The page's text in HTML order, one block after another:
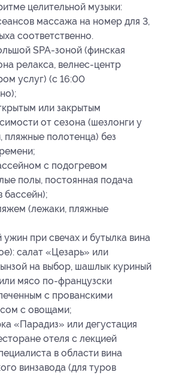
целительной музыки:
массажа на номер для 3,
соответственно.
SPA-зоной (финская
релакса, велнес-центр
услуг) (с 16:00
или закрытым
от сезона (шезлонги у
пляжные полотенца) без
с подогревом
полы, постоянная подача
бассейн);
(лежаки, пляжные
при свечах и бутылка вина
салат «Цезарь» или
на выбор, шашлык куриный
мясо по-французски
с прованскими
с овощами;
«Парадиз» или дегустация
отеля с лекцией
в области вина
винзавода (для туров